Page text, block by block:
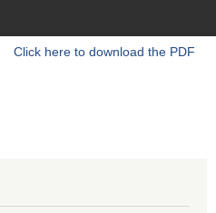
Click here to download the PDF